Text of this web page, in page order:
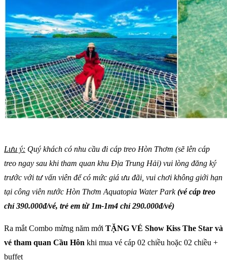
Lưu ý: Quý khách có nhu cầu đi cáp treo Hòn Thơm (sẽ lên cáp
treo ngay sau khi tham quan khu Địa Trung Hải) vui lòng đăng ký
trước với tư vấn viên để có mức giá ưu đãi, vui chơi không giới hạn
tại công viên nước Hòn Thơm Aquatopia Water Park(vé cáp treo
chỉ 390.000đ/vé, trẻ em từ 1m-1m4 chỉ 290.000đ/vé)
Ra mắt Combo mừng năm mới TẶNG VÉ Show Kiss The Star và
vé tham quan Cầu Hôn khi mua vé cáp 02 chiều hoặc 02 chiều +
buffet